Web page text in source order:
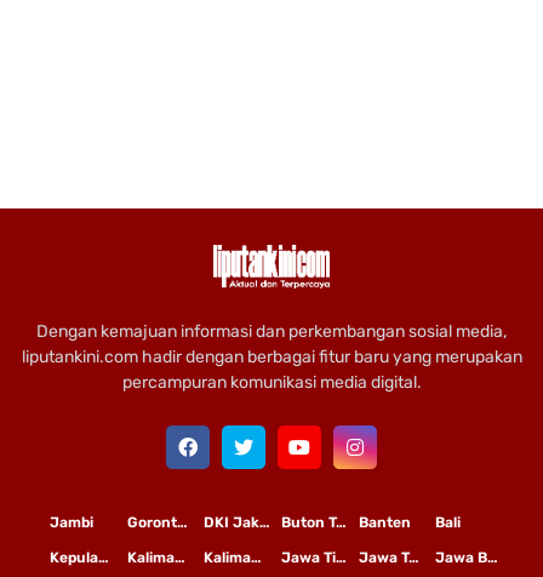
Dengan kemajuan informasi dan perkembangan sosial media,
liputankini.com hadir dengan berbagai fitur baru yang merupakan
percampuran komunikasi media digital.
Bali
Banten
Buton Tengah
DKI Jakarta
Gorontalo
Jambi
Jawa Barat
Jawa Tengah
Jawa Timur
Kalimantan Tengah
Kalimantan Timur
Kepulauan Riau